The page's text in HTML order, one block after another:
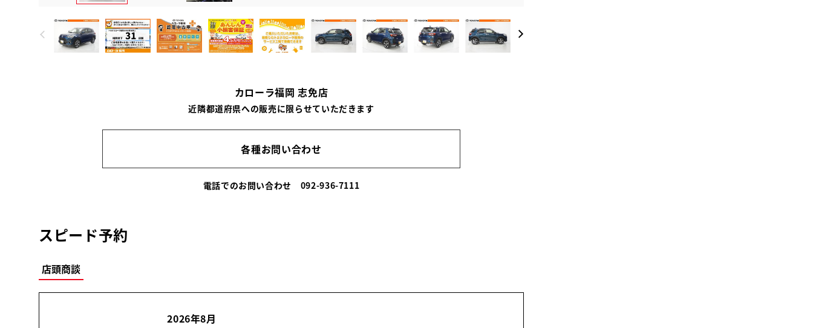
カローラ福岡 志免店
近隣都道府県への販売に限らせていただきます
各種お問い合わせ
電話でのお問い合わせ 092-936-7111
スピード予約
店頭商談
2026年8月